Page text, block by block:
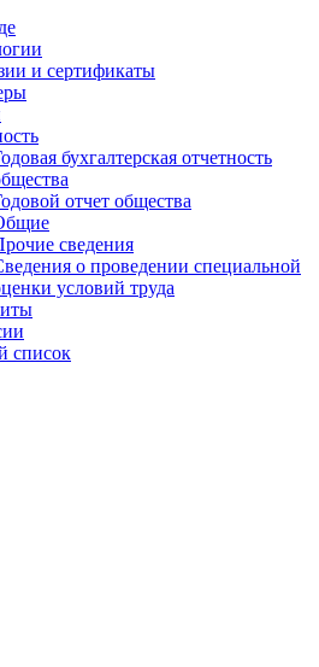
и сертификаты
бухгалтерская отчетность
отчет общества
сведения
о проведении специальной
условий труда
список